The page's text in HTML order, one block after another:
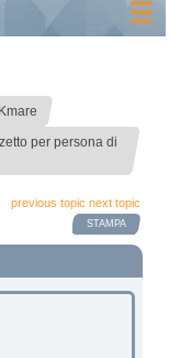
per persona di
previous topic next topic
STAMPA